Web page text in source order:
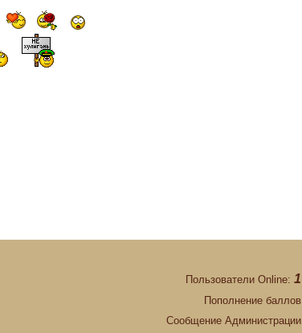
Пользователи Online: 1
Пополнение баллов
Сообщение Администрации